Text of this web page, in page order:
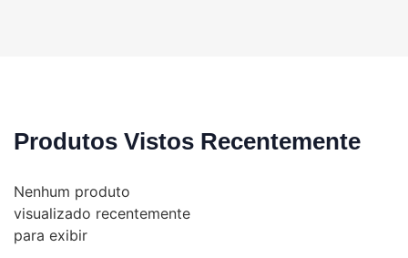
Produtos Vistos Recentemente
Nenhum produto
visualizado recentemente
para exibir